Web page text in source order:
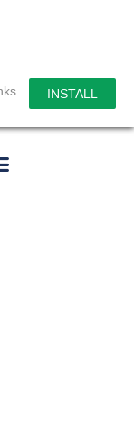
INSTALL